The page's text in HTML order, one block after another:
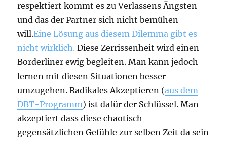
respektiert kommt es zu Verlassens Ängsten
und das der Partner sich nicht bemühen
will.Eine Lösung aus diesem Dilemma gibt es
nicht wirklich. Diese Zerrissenheit wird einen
Borderliner ewig begleiten. Man kann jedoch
lernen mit diesen Situationen besser
umzugehen. Radikales Akzeptieren (aus dem
DBT-Programm) ist dafür der Schlüssel. Man
akzeptiert dass diese chaotisch
gegensätzlichen Gefühle zur selben Zeit da sein